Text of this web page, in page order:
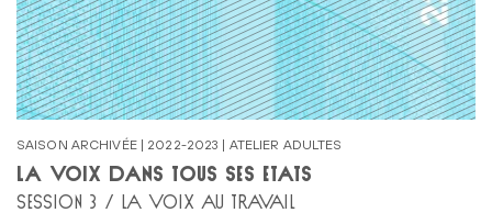
SAISON ARCHIVÉE | 2022-2023 | ATELIER ADULTES
LA VOIX DANS TOUS SES ÉTATS
SESSION 3 / LA VOIX AU TRAVAIL